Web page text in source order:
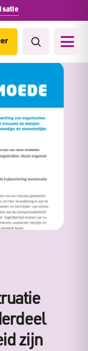
zijn